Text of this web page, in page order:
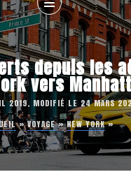
depuis les
vers
2019, MODIFIÉ LE 24 MARS
»VOYAGE»NEW YORK»